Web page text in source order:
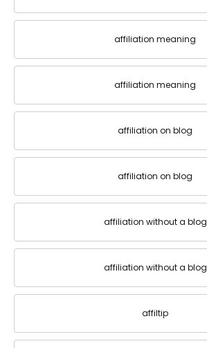
affiliation meaning
affiliation meaning
affiliation on blog
affiliation on blog
affiliation without a blog
affiliation without a blog
affiltip